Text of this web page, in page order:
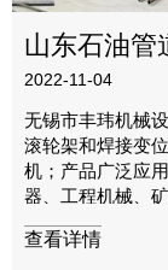
山东石油管
2022-11-04
无锡市丰玮机械
滚轮架和焊接变
机；产品广泛应
器、工程机械、
查看详情